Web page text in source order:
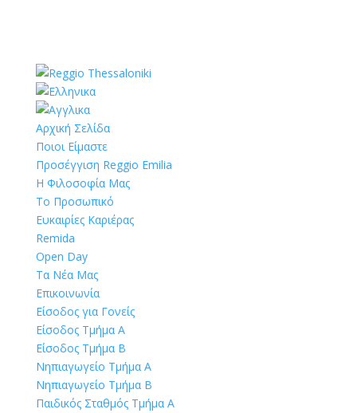
Αρχική Σελίδα
Ποιοι Είμαστε
Προσέγγιση Reggio Emilia
Η Φιλοσοφία Μας
Το Προσωπικό
Ευκαιρίες Καριέρας
Remida
Open Day
Τα Νέα Μας
Επικοινωνία
Είσοδος για Γονείς
Είσοδος Τμήμα Α
Είσοδος Τμήμα Β
Νηπιαγωγείο Τμήμα Α
Νηπιαγωγείο Τμήμα Β
Παιδικός Σταθμός Τμήμα Α